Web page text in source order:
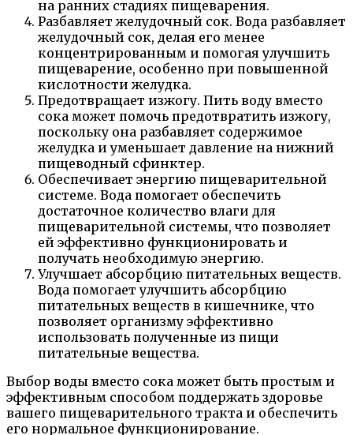
на ранних стадиях пищеварения.
Разбавляет желудочный сок. Вода разбавляет
желудочный сок, делая его менее
концентрированным и помогая улучшить
пищеварение, особенно при повышенной
кислотности желудка.
Предотвращает изжогу. Пить воду вместо
сока может помочь предотвратить изжогу,
поскольку она разбавляет содержимое
желудка и уменьшает давление на нижний
пищеводный сфинктер.
Обеспечивает энергию пищеварительной
системе. Вода помогает обеспечить
достаточное количество влаги для
пищеварительной системы, что позволяет
ей эффективно функционировать и
получать необходимую энергию.
Улучшает абсорбцию питательных веществ.
Вода помогает улучшить абсорбцию
питательных веществ в кишечнике, что
позволяет организму эффективно
использовать полученные из пищи
питательные вещества.
Выбор воды вместо сока может быть простым и
эффективным способом поддержать здоровье
вашего пищеварительного тракта и обеспечить
его нормальное функционирование.